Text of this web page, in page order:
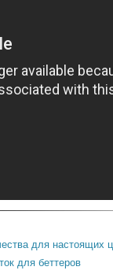
для настоящих
для беттеров